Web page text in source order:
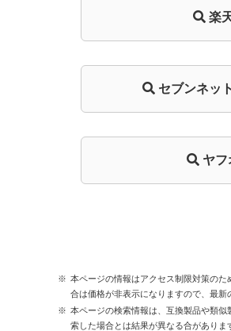
楽
セブンネッ
ヤフ
本ページの情報はアクセス制限対策の
合は価格が非表示になりますので、最新
本ページの検索情報は、互換製品や類
索した場合とは結果が異なる合があり